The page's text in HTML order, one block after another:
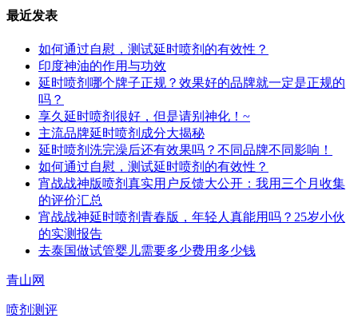
最近发表
如何通过自慰，测试延时喷剂的有效性？
印度神油的作用与功效
延时喷剂哪个牌子正规？效果好的品牌就一定是正规的
吗？
享久延时喷剂很好，但是请别神化！~
主流品牌延时喷剂成分大揭秘
延时喷剂洗完澡后还有效果吗？不同品牌不同影响！
如何通过自慰，测试延时喷剂的有效性？
宵战战神版喷剂真实用户反馈大公开：我用三个月收集
的评价汇总
宵战战神延时喷剂青春版，年轻人真能用吗？25岁小伙
的实测报告
去泰国做试管婴儿需要多少费用多少钱
青山网
喷剂测评